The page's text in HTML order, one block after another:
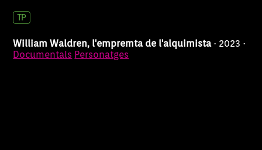
William Waldren, l'empremta de l'alquimista · 2023 ·
Documentals Personatges